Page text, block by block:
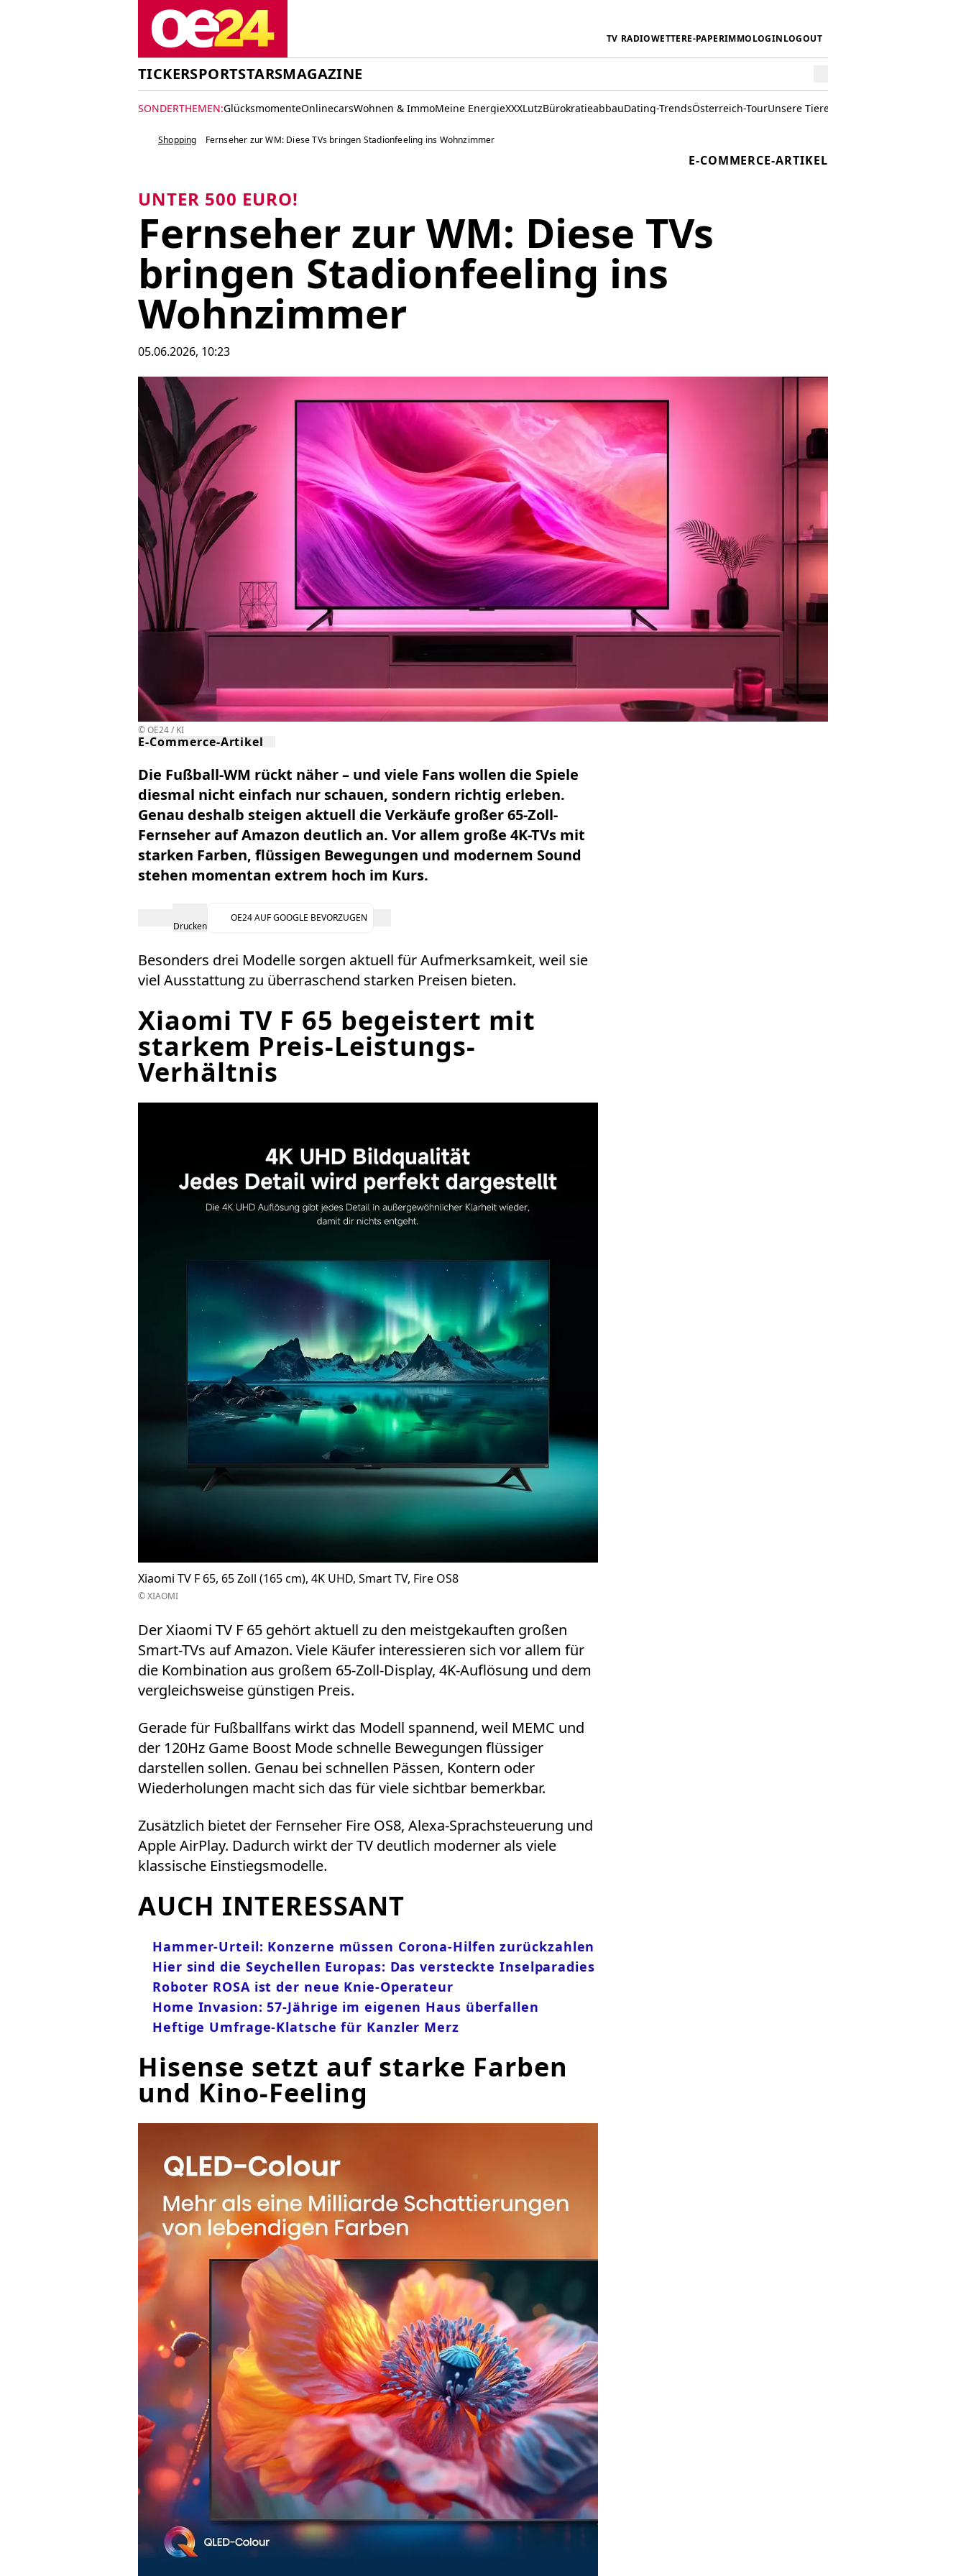
TV RADIOWETTERE-PAPERIMMOLOGINLOGOUT
TICKERSPORTSTARSMAGAZINE
SONDERTHEMEN:GlücksmomenteOnlinecarsWohnen & ImmoMeine EnergieXXXLutzBürokratieabbauDating-TrendsÖsterreich-TourUnsere Tiere
Shopping Fernseher zur WM: Diese TVs bringen Stadionfeeling ins Wohnzimmer
E-COMMERCE-ARTIKEL
UNTER 500 EURO!
Fernseher zur WM: Diese TVs
bringen Stadionfeeling ins
Wohnzimmer
05.06.2026, 10:23
© OE24 / KI
E-Commerce-Artikel
Die Fußball-WM rückt näher – und viele Fans wollen die Spiele
diesmal nicht einfach nur schauen, sondern richtig erleben.
Genau deshalb steigen aktuell die Verkäufe großer 65-Zoll-
Fernseher auf Amazon deutlich an. Vor allem große 4K-TVs mit
starken Farben, flüssigen Bewegungen und modernem Sound
stehen momentan extrem hoch im Kurs.
Drucken
OE24 AUF GOOGLE BEVORZUGEN
Besonders drei Modelle sorgen aktuell für Aufmerksamkeit, weil sie
viel Ausstattung zu überraschend starken Preisen bieten.
Xiaomi TV F 65 begeistert mit
starkem Preis-Leistungs-
Verhältnis
Xiaomi TV F 65, 65 Zoll (165 cm), 4K UHD, Smart TV, Fire OS8
© XIAOMI
DerXiaomi TV F 65 gehört aktuell zu den meistgekauften großen
Smart-TVs auf Amazon. Viele Käufer interessieren sich vor allem für
die Kombination aus großem 65-Zoll-Display, 4K-Auflösung und dem
vergleichsweise günstigen Preis.
Gerade für Fußballfans wirkt das Modell spannend, weil MEMC und
der 120Hz Game Boost Mode schnelle Bewegungen flüssiger
darstellen sollen. Genau bei schnellen Pässen, Kontern oder
Wiederholungen macht sich das für viele sichtbar bemerkbar.
Zusätzlich bietet der Fernseher Fire OS8, Alexa-Sprachsteuerung und
Apple AirPlay. Dadurch wirkt der TV deutlich moderner als viele
klassische Einstiegsmodelle.
AUCH INTERESSANT
Hammer-Urteil: Konzerne müssen Corona-Hilfen zurückzahlen
Hier sind die Seychellen Europas: Das versteckte Inselparadies
Roboter ROSA ist der neue Knie-Operateur
Home Invasion: 57-Jährige im eigenen Haus überfallen
Heftige Umfrage-Klatsche für Kanzler Merz
Hisense setzt auf starke Farben
und Kino-Feeling